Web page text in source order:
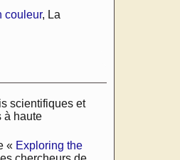
couleur, La
scientifiques et
à haute
« Exploring the